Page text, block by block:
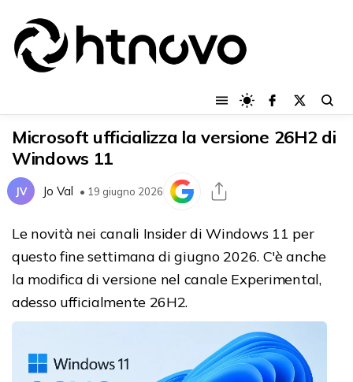
Microsoft ufficializza la versione 26H2 di
Windows 11
JV Jo Val • 19 giugno 2026
Le novità nei canali Insider di Windows 11 per
questo fine settimana di giugno 2026. C'è anche
la modifica di versione nel canale Experimental,
adesso ufficialmente 26H2.